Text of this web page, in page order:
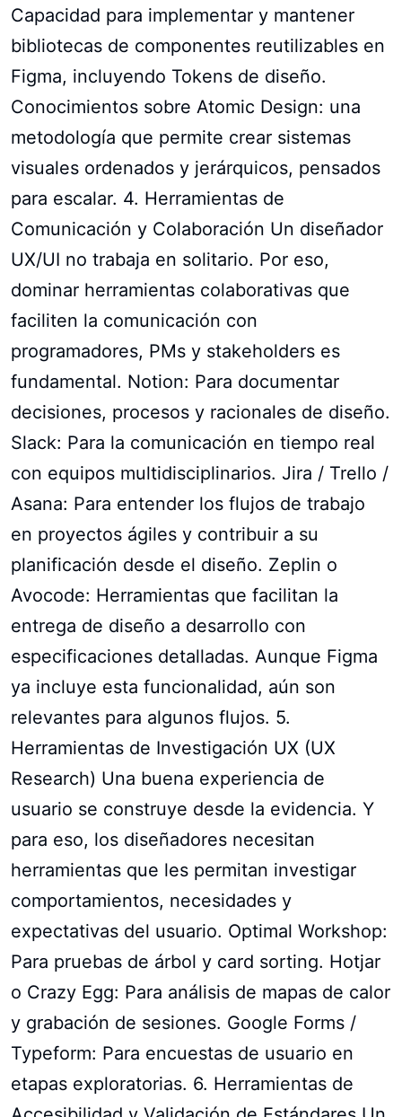
Capacidad para implementar y mantener
bibliotecas de componentes reutilizables en
Figma, incluyendo Tokens de diseño.
Conocimientos sobre Atomic Design: una
metodología que permite crear sistemas
visuales ordenados y jerárquicos, pensados
para escalar. 4. Herramientas de
Comunicación y Colaboración Un diseñador
UX/UI no trabaja en solitario. Por eso,
dominar herramientas colaborativas que
faciliten la comunicación con
programadores, PMs y stakeholders es
fundamental. Notion: Para documentar
decisiones, procesos y racionales de diseño.
Slack: Para la comunicación en tiempo real
con equipos multidisciplinarios. Jira / Trello /
Asana: Para entender los flujos de trabajo
en proyectos ágiles y contribuir a su
planificación desde el diseño. Zeplin o
Avocode: Herramientas que facilitan la
entrega de diseño a desarrollo con
especificaciones detalladas. Aunque Figma
ya incluye esta funcionalidad, aún son
relevantes para algunos flujos. 5.
Herramientas de Investigación UX (UX
Research) Una buena experiencia de
usuario se construye desde la evidencia. Y
para eso, los diseñadores necesitan
herramientas que les permitan investigar
comportamientos, necesidades y
expectativas del usuario. Optimal Workshop:
Para pruebas de árbol y card sorting. Hotjar
o Crazy Egg: Para análisis de mapas de calor
y grabación de sesiones. Google Forms /
Typeform: Para encuestas de usuario en
etapas exploratorias. 6. Herramientas de